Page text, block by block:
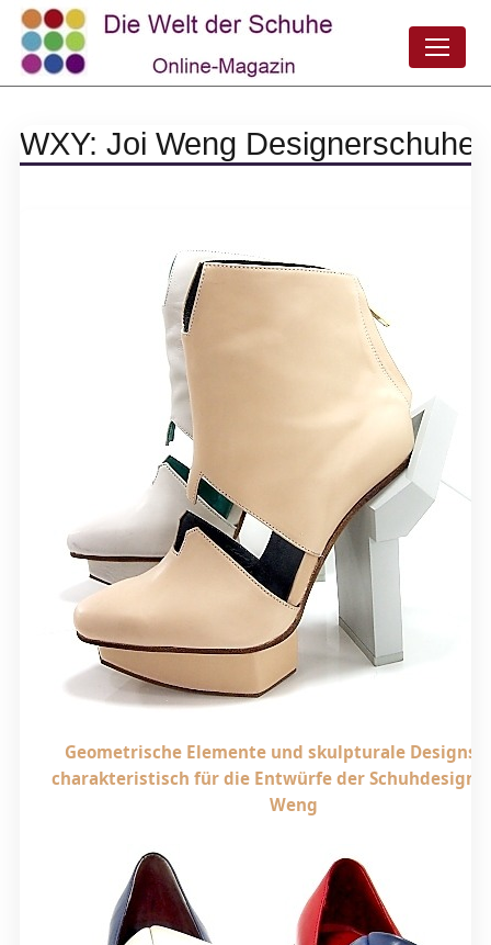
WXY: Joi Weng Designerschuhe
Geometrische Elemente und skulpturale Designs
charakteristisch für die Entwürfe der
Weng